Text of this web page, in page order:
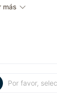
más